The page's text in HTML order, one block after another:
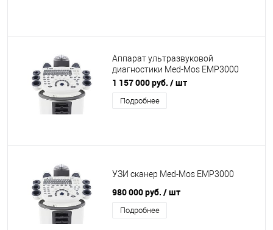
Аппарат ультразвуковой
диагностики Med-Mos ЕМР3000
четыре датчика (Линейный,
Конвексный, Секторный,
Внутриполостной)
1 157 000 руб. / шт
Подробнее
УЗИ сканер Med-Mos ЕМР3000
980 000 руб. / шт
Подробнее